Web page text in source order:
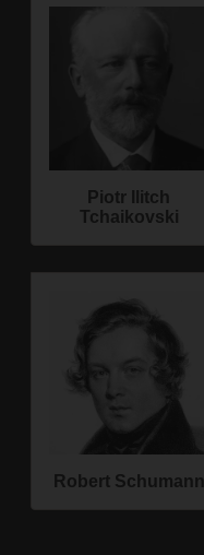
Piotr Ilitch
Tchaikovski
Robert Schumann